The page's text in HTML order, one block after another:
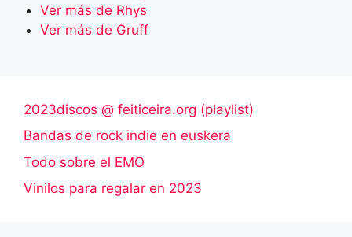
Ver más de Rhys
Ver más de Gruff
2023discos @ feiticeira.org (playlist)
Bandas de rock indie en euskera
Todo sobre el EMO
Vinilos para regalar en 2023